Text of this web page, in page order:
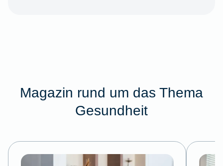
Magazin rund um das Thema
Gesundheit